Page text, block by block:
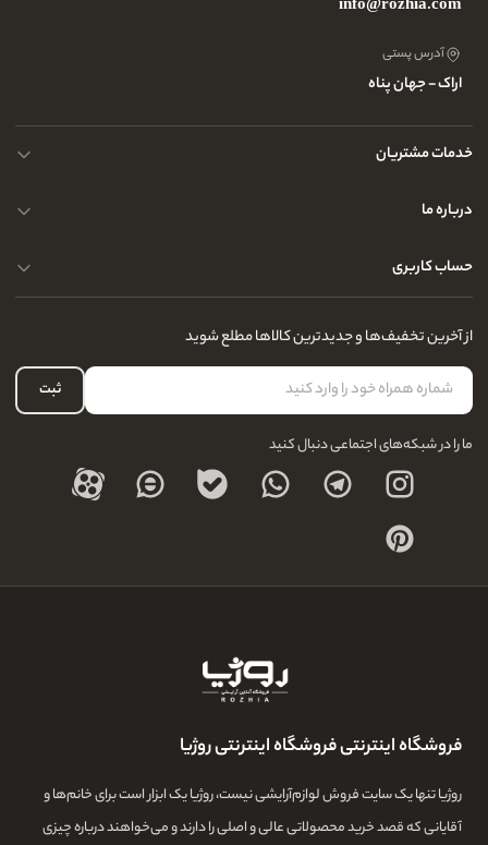
info@rozhia.com
آدرس پستی
اراک - جهان پناه
خدمات مشتریان
حریم خصوصی کاربران
تماس با ما
درباره ما
سوالات متداول
آدرس فروشگاه
نحوه ارسال کالا
نحوه بازگشت کالا
درباره ما
حساب کاربری
لیست علاقه‌مندی
حساب کاربری
از آخرین تخفیف‌ها و جدیدترین کالاها مطلع شوید
ثبت
ما را در شبکه‌های اجتماعی دنبال کنید
فروشگاه اینترنتی فروشگاه اینترنتی روژیا
روژیا تنها یک سایت فروش لوازم‌آرایشی نیست، روژیا یک ابزار است برای خانم‌ها و
آقایانی که قصد خرید محصولاتی عالی و اصلی را دارند و می‌خواهند درباره چیزی